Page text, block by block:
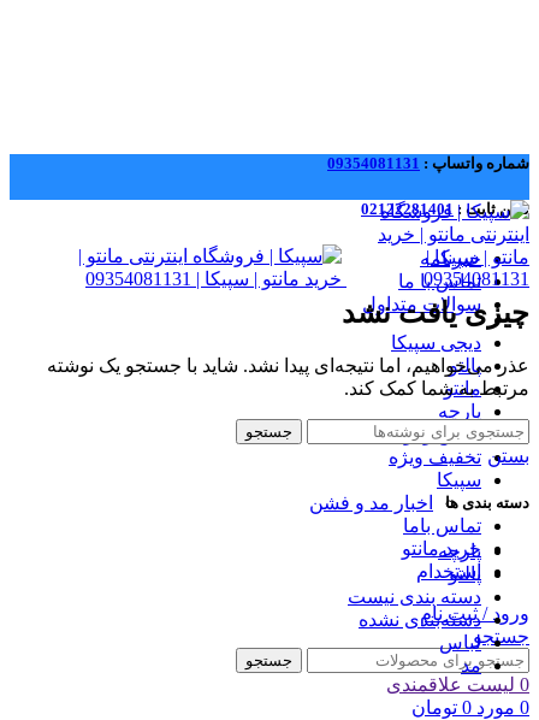
شماره واتساپ : 09354081131
تلفن ثابت : 02122281401
خبرنامه
تماس با ما
سوالات متداول
دیجی سپیکا
پالتو
مانتو
پارچه
کفش و بوت
تخفیف ویژه
سپیکا
اخبار مد و فشن
تماس باما
خرید مانتو
استخدام
ورود / ثبت نام
جستجو
جستجو
0 لیست علاقمندی
0 مورد 0 تومان
چیزی یافت نشد
عذر می‌خواهیم، اما نتیجه‌ای پیدا نشد. شاید با جستجو یک نوشته
مرتبط به شما کمک کند.
جستجو
بستن
دسته بندی ها
پارچه
پالتو
دسته بندی نیست
دسته‌بندی نشده
لباس
مد